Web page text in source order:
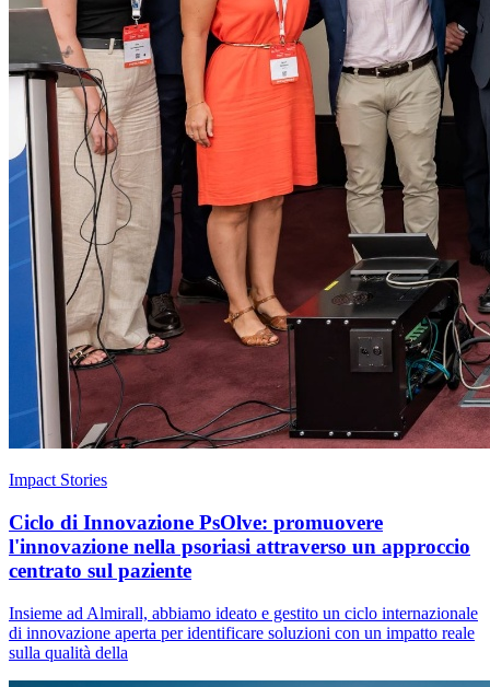
Impact Stories
Ciclo di Innovazione PsOlve: promuovere
l'innovazione nella psoriasi attraverso un approccio
centrato sul paziente
Insieme ad Almirall, abbiamo ideato e gestito un ciclo internazionale
di innovazione aperta per identificare soluzioni con un impatto reale
sulla qualità della